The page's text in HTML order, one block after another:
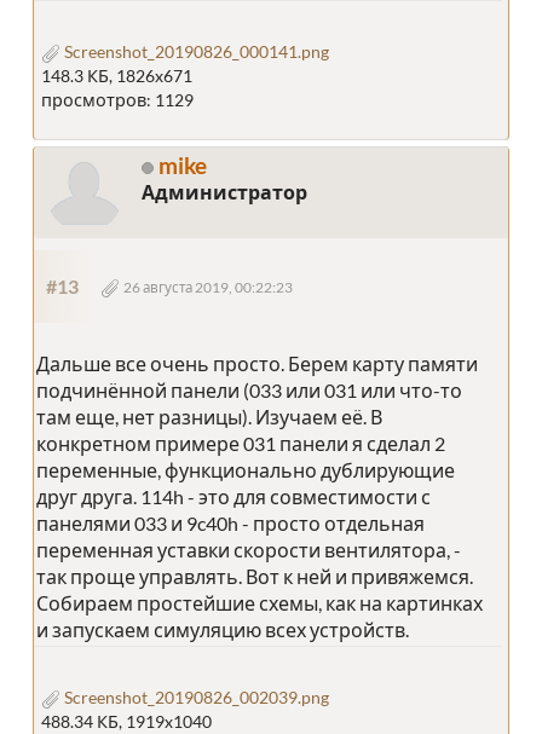
Screenshot_20190826_000141.png
148.3 КБ, 1826x671
просмотров: 1129
mike
Администратор
#13 26 августа 2019, 00:22:23
Дальше все очень просто. Берем карту памяти
подчинённой панели (033 или 031 или что-то
там еще, нет разницы). Изучаем её. В
конкретном примере 031 панели я сделал 2
переменные, функционально дублирующие
друг друга. 114h - это для совместимости с
панелями 033 и 9c40h - просто отдельная
переменная уставки скорости вентилятора, -
так проще управлять. Вот к ней и привяжемся.
Собираем простейшие схемы, как на картинках
и запускаем симуляцию всех устройств.
Screenshot_20190826_002039.png
488.34 КБ, 1919x1040